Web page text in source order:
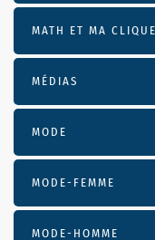
MATH ET MA CLIQUE
MÉDIAS
MODE
MODE-FEMME
MODE-HOMME